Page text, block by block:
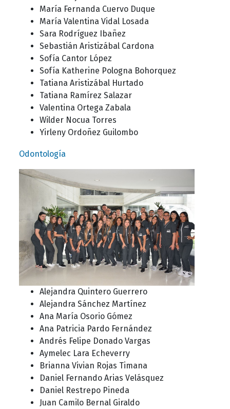
María Fernanda Cuervo Duque
María Valentina Vidal Losada
Sara Rodríguez Ibañez
Sebastián Aristizábal Cardona
Sofía Cantor López
Sofía Katherine Pologna Bohorquez
Tatiana Aristizábal Hurtado
Tatiana Ramírez Salazar
Valentina Ortega Zabala
Wilder Nocua Torres
Yirleny Ordoñez Guilombo
Odontología
Alejandra Quintero Guerrero
Alejandra Sánchez Martínez
Ana María Osorio Gómez
Ana Patricia Pardo Fernández
Andrés Felipe Donado Vargas
Aymelec Lara Echeverry
Brianna Vivian Rojas Timana
Daniel Fernando Arias Velásquez
Daniel Restrepo Pineda
Juan Camilo Bernal Giraldo